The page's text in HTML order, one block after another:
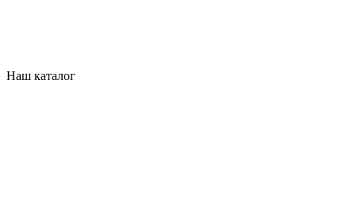
Наш каталог